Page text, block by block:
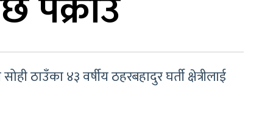
ठाउँका ४३ वर्षीय ठहरबहादुर घर्ती क्षेत्रीलाई